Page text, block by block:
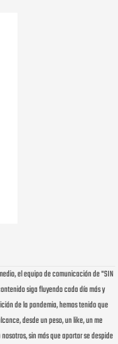
el equipo de comunicación de "SIN
siga fluyendo cada día más y
de la pandemia, hemos tenido que
desde un peso, un like, un me
sin más que aportar se despide